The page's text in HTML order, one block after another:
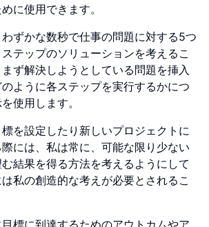
に使用できます。
ずかな数秒で仕事の問題に対する5つ
テップのソリューションを考えるこ
ず解決しようとしている問題を挿入
ように各ステップを実行するかにつ
使用します。
を設定したり新しいプロジェクトに
には、私は常に、可能な限り少ない
結果を得る方法を考えるようにして
私の創造的な考えが必要とされるこ
標に到達するためのアウトカムやア